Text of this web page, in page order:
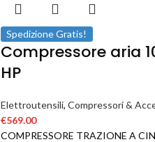
Spedizione Gratis!
Compressore aria
HP
Elettroutensili, Compressori &
€569.00
COMPRESSORE TRAZIONE A